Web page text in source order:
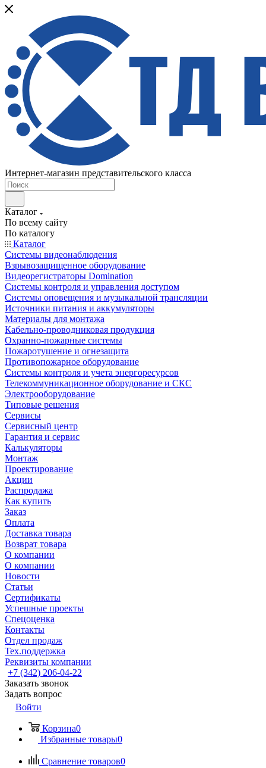
Интернет-магазин представительского класса
Каталог
По всему сайту
По каталогу
Каталог
Системы видеонаблюдения
Взрывозащищенное оборудование
Видеорегистраторы Domination
Системы контроля и управления доступом
Системы оповещения и музыкальной трансляции
Источники питания и аккумуляторы
Материалы для монтажа
Кабельно-проводниковая продукция
Охранно-пожарные системы
Пожаротушение и огнезащита
Противопожарное оборудование
Системы контроля и учета энергоресурсов
Телекоммуникационное оборудование и СКС
Электрооборудование
Типовые решения
Сервисы
Сервисный центр
Гарантия и сервис
Калькуляторы
Монтаж
Проектирование
Акции
Распродажа
Как купить
Заказ
Оплата
Доставка товара
Возврат товара
О компании
О компании
Новости
Статьи
Сертификаты
Успешные проекты
Спецоценка
Контакты
Отдел продаж
Тех.поддержка
Реквизиты компании
+7 (342) 206-04-22
Заказать звонок
Задать вопрос
Войти
Корзина0
Избранные товары0
Сравнение товаров0